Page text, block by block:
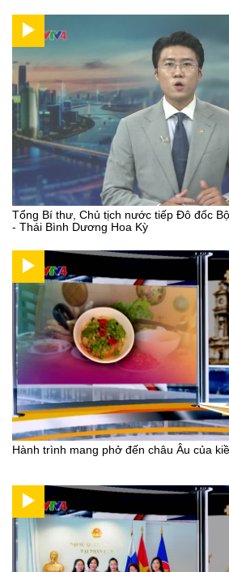
Tổng Bí thư, Chủ tịch nước tiếp Đô đốc
- Thái Bình Dương Hoa Kỳ
Hành trình mang phở đến châu Âu của